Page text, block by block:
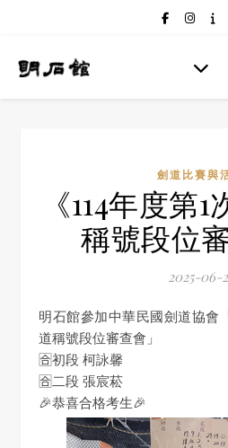
劍道比賽與
《114年度第
稱號段位
2025-06-
明石館參加中華民國劍道協會「114年度第1次全國劍
道稱號段位審查會」
🈴初段 柯詠馨
🈴二段 張宸菘
🎉恭喜合格考生🎉